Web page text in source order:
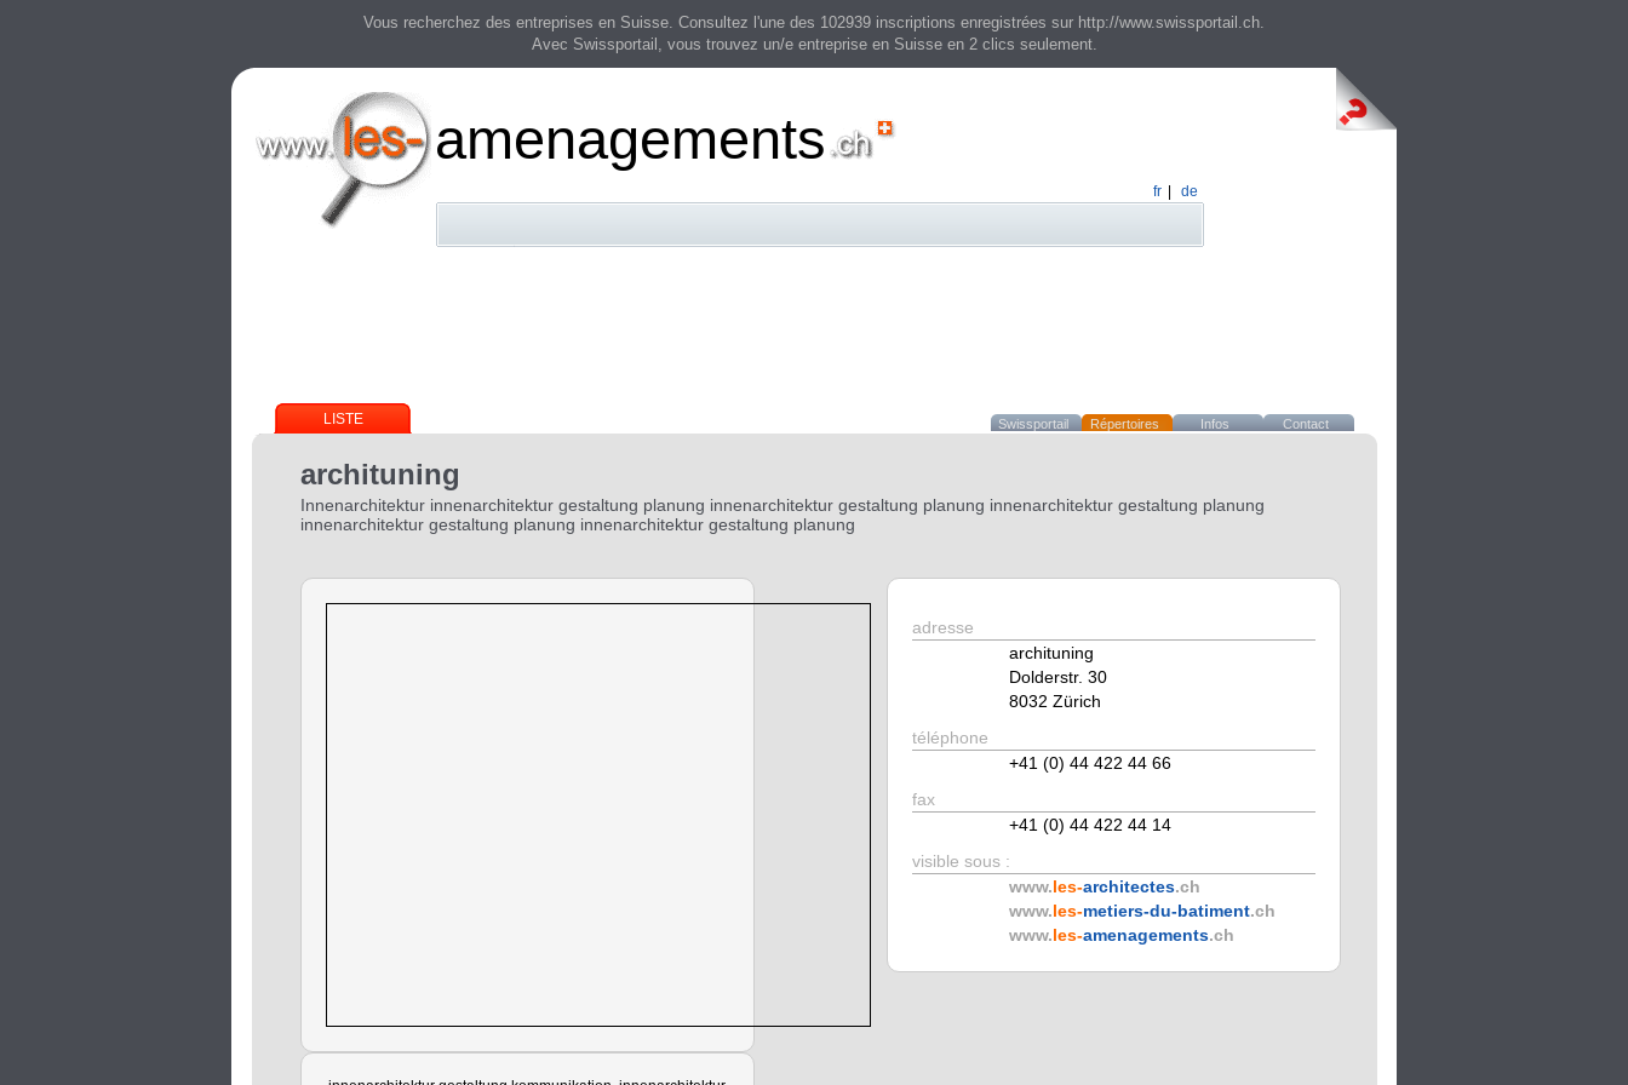
Vous recherchez des entreprises en Suisse. Consultez l'une des 102939 inscriptions enregistrées sur http://www.swissportail.ch.
Avec Swissportail, vous trouvez un/e entreprise en Suisse en 2 clics seulement.
amenagements
fr de
LISTE Swissportail Répertoires Infos Contact
archituning
Innenarchitektur innenarchitektur gestaltung planung innenarchitektur gestaltung planung innenarchitektur gestaltung planung
innenarchitektur gestaltung planung innenarchitektur gestaltung planung
adresse
archituning
Dolderstr. 30
8032 Zürich
téléphone
+41 (0) 44 422 44 66
fax
+41 (0) 44 422 44 14
visible sous :
www.les-architectes.ch
www.les-metiers-du-batiment.ch
www.les-amenagements.ch